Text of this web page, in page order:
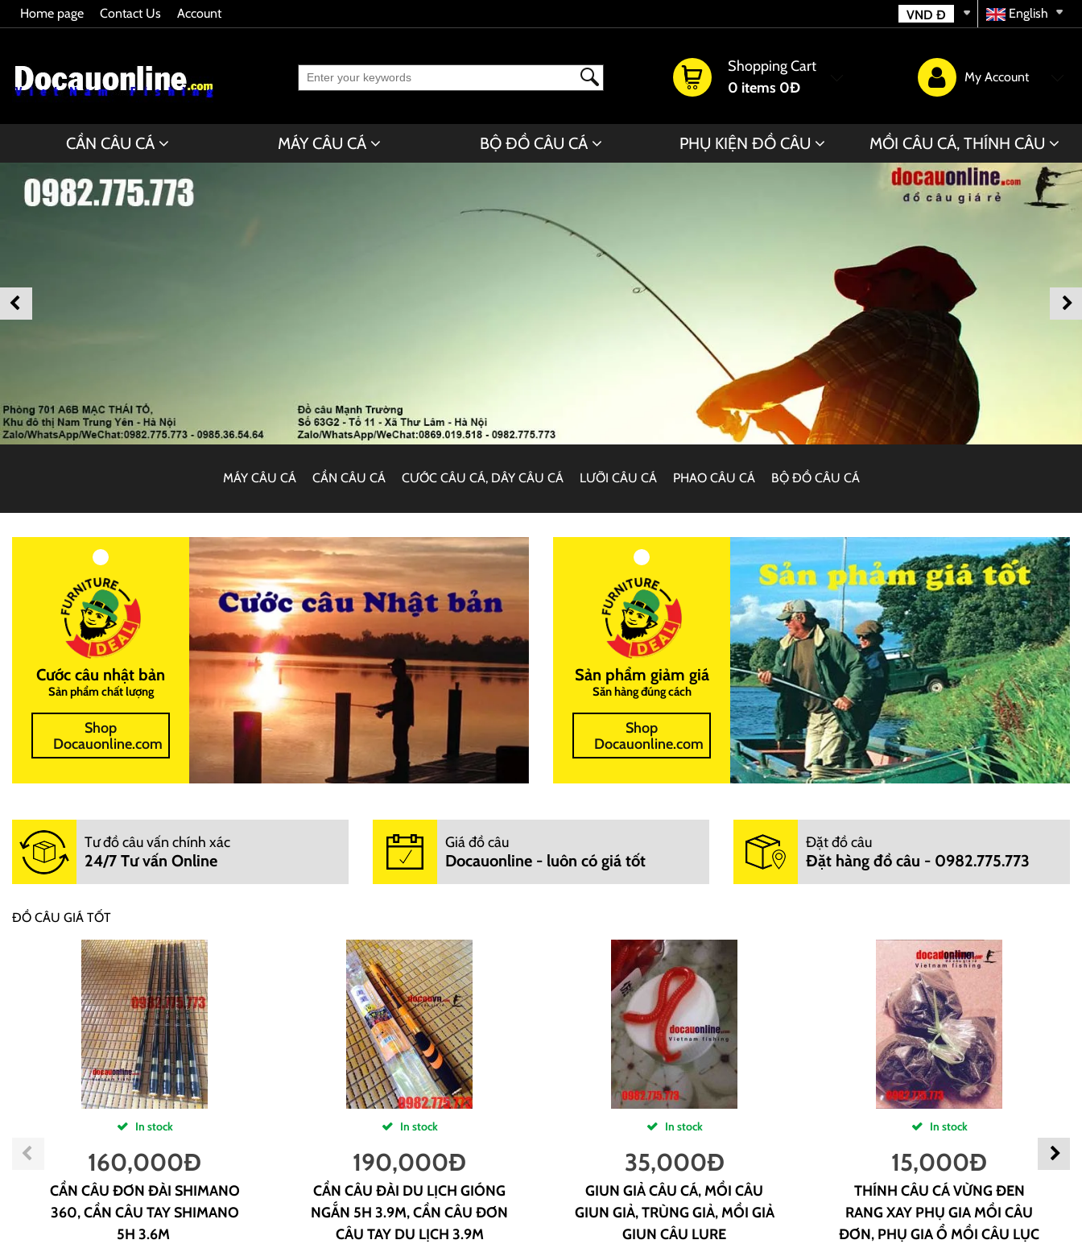
Home page Contact Us Account English
VND Đ
Shopping Cart
0 items 0Đ
My Account
CẦN CÂU CÁ MÁY CÂU CÁ BỘ ĐỒ CÂU CÁ PHỤ KIỆN ĐỒ CÂU MỒI CÂU CÁ, THÍNH CÂU
MÁY CÂU CÁ CẦN CÂU CÁ CƯỚC CÂU CÁ, DÂY CÂU CÁ LƯỠI CÂU CÁ PHAO CÂU CÁ BỘ ĐỒ CÂU CÁ
Cước câu nhật bản
Sản phẩm chất lượng
Shop
Docauonline.com
Sản phẩm giảm giá
Săn hàng đúng cách
Shop
Docauonline.com
Tư đồ câu vấn chính xác
24/7 Tư vấn Online
Giá đồ câu
Docauonline - luôn có giá tốt
Đặt đồ câu
Đặt hàng đồ câu - 0982.775.773
ĐỒ CÂU GIÁ TỐT
In stock
160,000Đ
CẦN CÂU ĐƠN ĐÀI SHIMANO
360, CẦN CÂU TAY SHIMANO
5H 3.6M
In stock
190,000Đ
CẦN CÂU ĐÀI DU LỊCH GIÓNG
NGẮN 5H 3.9M, CẦN CÂU ĐƠN
CÂU TAY DU LỊCH 3.9M
In stock
35,000Đ
GIUN GIẢ CÂU CÁ, MỒI CÂU
GIUN GIẢ, TRÙNG GIẢ, MỒI GIẢ
GIUN CÂU LURE
In stock
15,000Đ
THÍNH CÂU CÁ VỪNG ĐEN
RANG XAY PHỤ GIA MỒI CÂU
ĐƠN, PHỤ GIA Ổ MỒI CÂU LỤC